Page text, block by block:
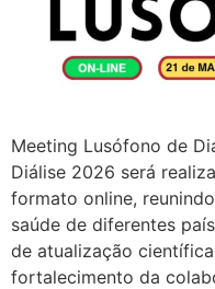
Meeting Lusófono de
Diálise 2026 será
formato online,
saúde de diferentes
de atualização
fortalecimento da